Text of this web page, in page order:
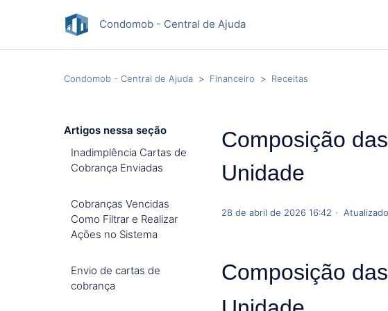
Condomob - Central de Ajuda
Condomob - Central de Ajuda Financeiro Receitas
Artigos nessa seção
Inadimplência Cartas de
Cobrança Enviadas
Cobranças Vencidas
Como Filtrar e Realizar
Ações no Sistema
Envio de cartas de
cobrança
Composição
Unidade
28 de abril de 2026 16:42 Atualizado
Composição